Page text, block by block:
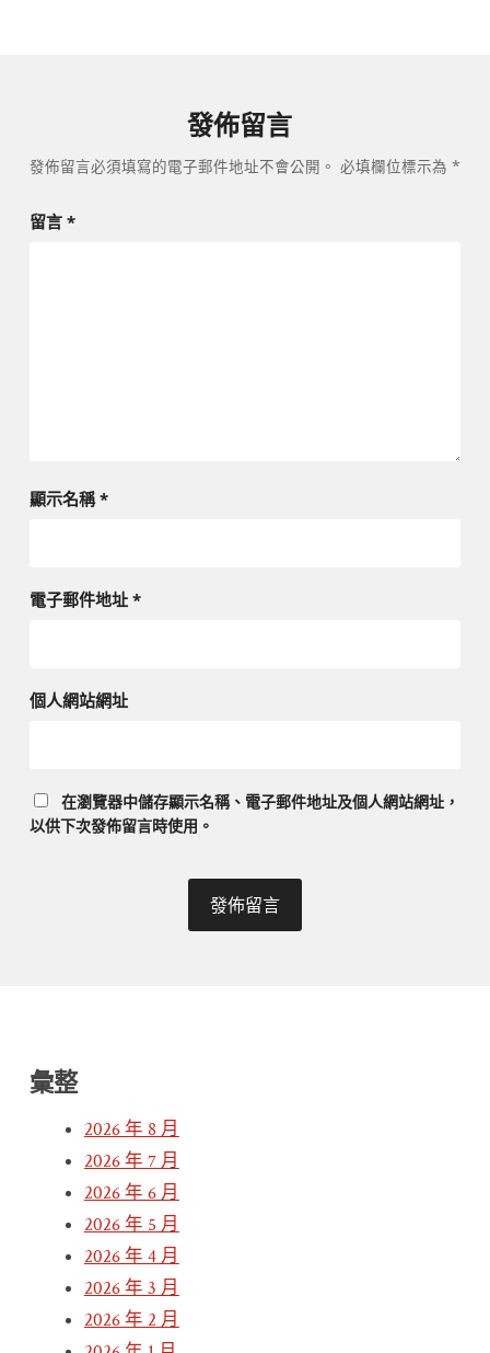
發佈留言
發佈留言必須填寫的電子郵件地址不會公開。 必填欄位標示為 *
留言 *
顯示名稱*
電子郵件地址 *
個人網站網址
在瀏覽器中儲存顯示名稱、電子郵件地址及個人網站網址，
以供下次發佈留言時使用。
彙整
2026 年 8 月
2026 年 7 月
2026 年 6 月
2026 年 5 月
2026 年 4 月
2026 年 3 月
2026 年 2 月